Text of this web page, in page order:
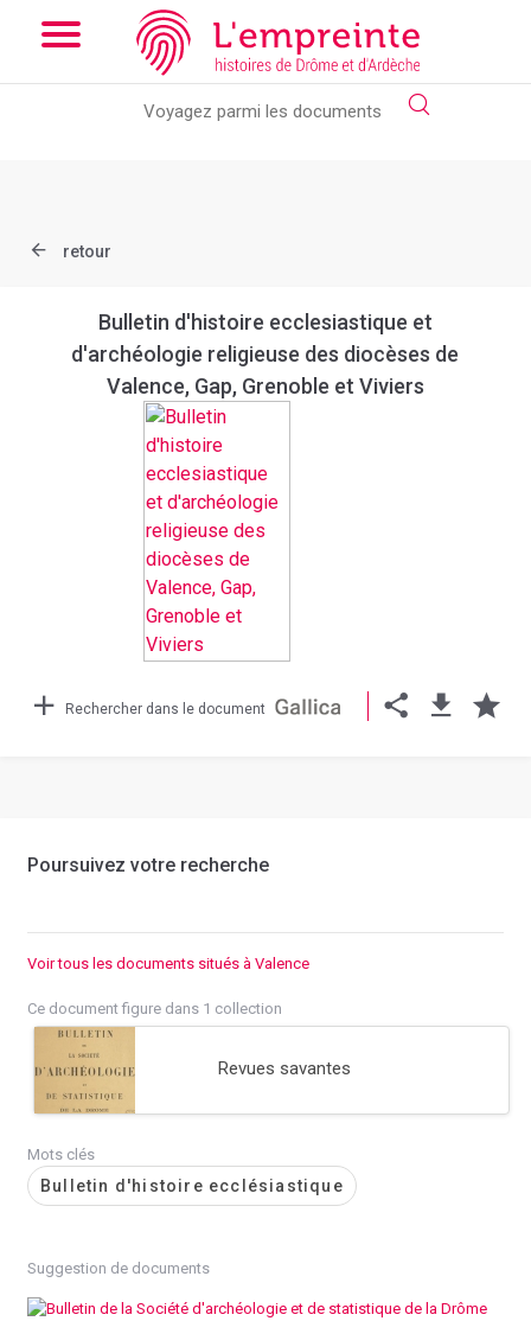
Array ( [slug] => document [ref] => bpt6k486907t )
new slick-theme.css if you want the default styling
retour
Bulletin d'histoire ecclesiastique et
d'archéologie religieuse des diocèses de
Valence, Gap, Grenoble et Viviers
Rechercher dans le document
Poursuivez votre recherche
Voir tous les documents situés à Valence
Ce document figure dans 1 collection
Revues savantes
Mots clés
Bulletin d'histoire ecclésiastique
Suggestion de documents